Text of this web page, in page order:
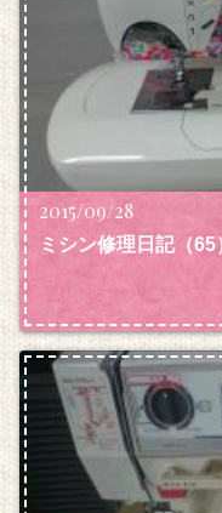
2015/09/28
ミシン修理日記（